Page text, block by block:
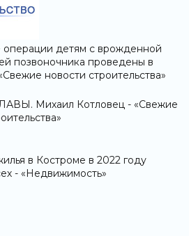
операции детям с врожденной
позвоночника проведены в
новости строительства»
Михаил Котловец - «Свежие
в Костроме в 2022 году
- «Недвижимость»